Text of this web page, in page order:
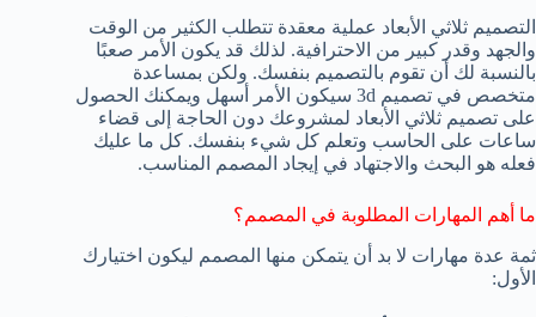
التصميم ثلاثي الأبعاد عملية معقدة تتطلب الكثير من الوقت
والجهد وقدر كبير من الاحترافية. لذلك قد يكون الأمر صعبًا
بالنسبة لك أن تقوم بالتصميم بنفسك. ولكن بمساعدة
متخصص في تصميم 3d سيكون الأمر أسهل ويمكنك الحصول
على تصميم ثلاثي الأبعاد لمشروعك دون الحاجة إلى قضاء
ساعات على الحاسب وتعلم كل شيء بنفسك. كل ما عليك
فعله هو البحث والاجتهاد في إيجاد المصمم المناسب.
ما أهم المهارات المطلوبة في المصمم؟
ثمة عدة مهارات لا بد أن يتمكن منها المصمم ليكون اختيارك
الأول: